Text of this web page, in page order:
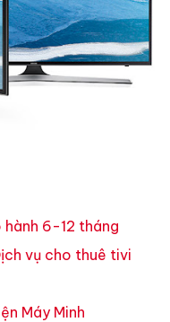
hành 6-12 tháng
vụ cho thuê tivi
Máy Minh